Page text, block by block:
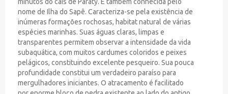
nome de Ilha do Sapê. Caracteriza-se pela existência de
inúmeras formações rochosas, habitat natural de várias
espécies marinhas. Suas águas claras, limpas e
transparentes permitem observar a intensidade da vida
subaquática, com muitos cardumes coloridos e peixes
pelágicos, constituindo excelente pesqueiro. Sua pouca
profundidade constitui um verdadeiro paraíso para
mergulhadores iniciantes. O atracamento é facilitado